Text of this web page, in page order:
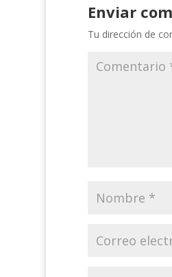
Enviar
Tu dirección de